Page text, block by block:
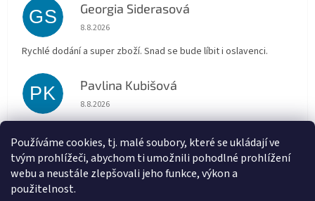
Používáme cookies, tj. malé soubory, které se ukládají ve
tvým prohlížeči, abychom ti umožnili pohodlné prohlížení
webu a neustále zlepšovali jeho funkce, výkon a
použitelnost.
GS Georgia Siderasová
Hodnocení obchodu je 5 z 5 hvězdiček.
8.8.2026
Rychlé dodání a super zboží. Snad se bude líbit i oslavenci.
PK Pavlina Kubišová
Hodnocení obchodu je 5 z 5 hvězdiček.
8.8.2026
MS Marta Sládková
Hodnocení obchodu je 5 z 5 hvězdiček.
6.8.2026